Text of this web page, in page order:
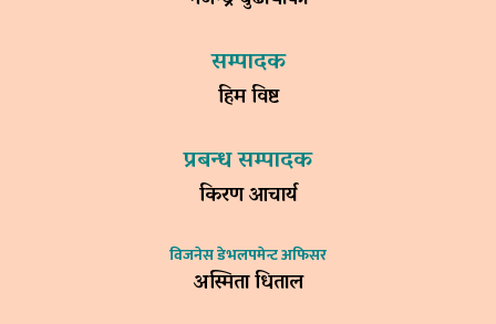
सम्पादक
हिम विष्ट
प्रबन्ध सम्पादक
किरण आचार्य
विजनेस डेभलपमेन्ट अफिसर
अस्मिता धिताल